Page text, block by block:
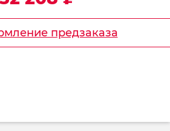
предзаказа